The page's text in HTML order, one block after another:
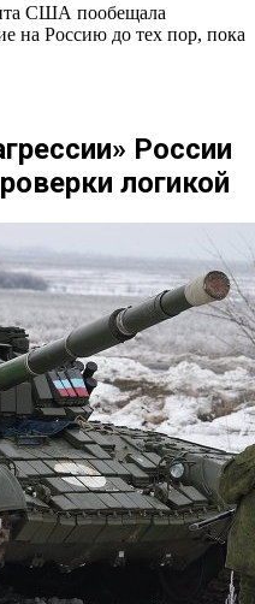
США пообещала
на Россию до тех пор, пока
России
логикой